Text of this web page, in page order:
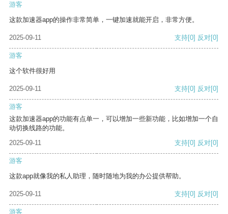
游客
这款加速器app的操作非常简单，一键加速就能开启，非常方便。
2025-09-11 支持[0] 反对[0]
游客
这个软件很好用
2025-09-11 支持[0] 反对[0]
游客
这款加速器app的功能有点单一，可以增加一些新功能，比如增加一个自
动切换线路的功能。
2025-09-11
支持[0] 反对[0]
游客
这款app就像我的私人助理，随时随地为我的办公提供帮助。
2025-09-11 支持[0] 反对[0]
游客